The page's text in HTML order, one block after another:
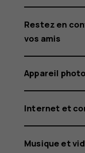
Restez en
vos amis
Appareil photo
Internet et
Musique et